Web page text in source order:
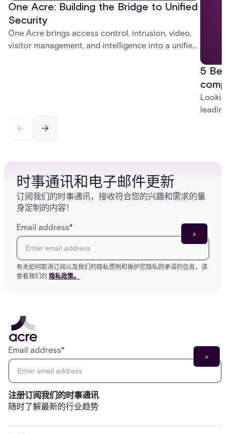
One Acre: Building the Bridge to Unified
Security
One Acre brings access control, intrusion, video,
visitor management, and intelligence into a unified
5
时事通讯和电子邮件更新
订阅我们的时事通讯，接收符合您的兴趣和需求的量
身定制的内容！
Email address*
有关如何取消订阅以及我们的隐私惯例和保护您隐私的承诺的信息，请
查看我们的 隐私政策。
注册订阅我们的时事通讯
随时了解最新的行业趋势
Email address*